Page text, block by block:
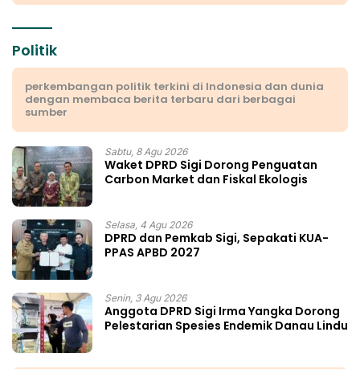
Politik
perkembangan politik terkini di Indonesia dan dunia
dengan membaca berita terbaru dari berbagai
sumber
Sabtu, 8 Agu 2026
Waket DPRD Sigi Dorong Penguatan
Carbon Market dan Fiskal Ekologis
Selasa, 4 Agu 2026
DPRD dan Pemkab Sigi, Sepakati KUA-
PPAS APBD 2027
Senin, 3 Agu 2026
Anggota DPRD Sigi Irma Yangka Dorong
Pelestarian Spesies Endemik Danau Lindu